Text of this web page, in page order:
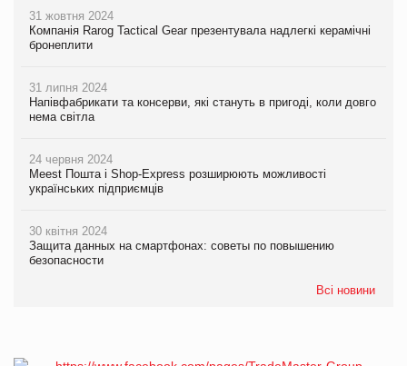
31 жовтня 2024
Компанія Rarog Tactical Gear презентувала надлегкі керамічні
бронеплити
31 липня 2024
Напівфабрикати та консерви, які стануть в пригоді, коли довго
нема світла
24 червня 2024
Meest Пошта і Shop-Express розширюють можливості
українських підприємців
30 квітня 2024
Защита данных на смартфонах: советы по повышению
безопасности
Всі новини